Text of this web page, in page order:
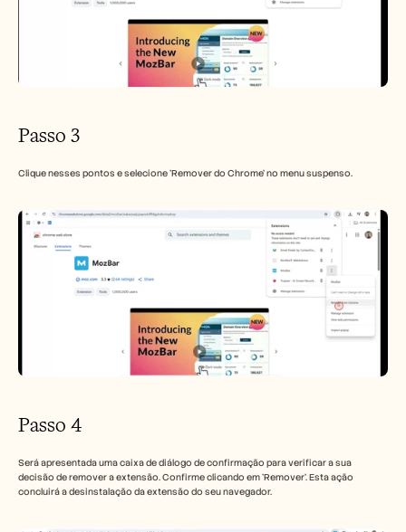
Passo 3
Clique nesses pontos e selecione 'Remover do Chrome' no menu suspenso.
Passo 4
Será apresentada uma caixa de diálogo de confirmação para verificar a sua
decisão de remover a extensão. Confirme clicando em 'Remover'. Esta ação
concluirá a desinstalação da extensão do seu navegador.